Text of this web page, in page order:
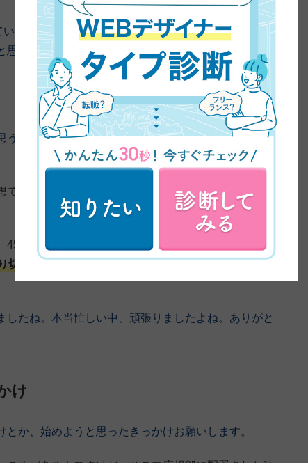
ただきました。つい最近卒業されたと思いますけれ
います。改めてお疲れ様でした。よろしくお願いし
んですけれども、受講終わってみて改めて率直な感
す。45日とにかく毎日ひたむきにデザインに向き合
日間ずっと迷いに迷っていたような気がするんです
ったという満足感があったので、それが全てだった
たね。本当忙しい中、頑張りましたよね。ありがと
け
か、始めようと思ったきっかけお願いします。